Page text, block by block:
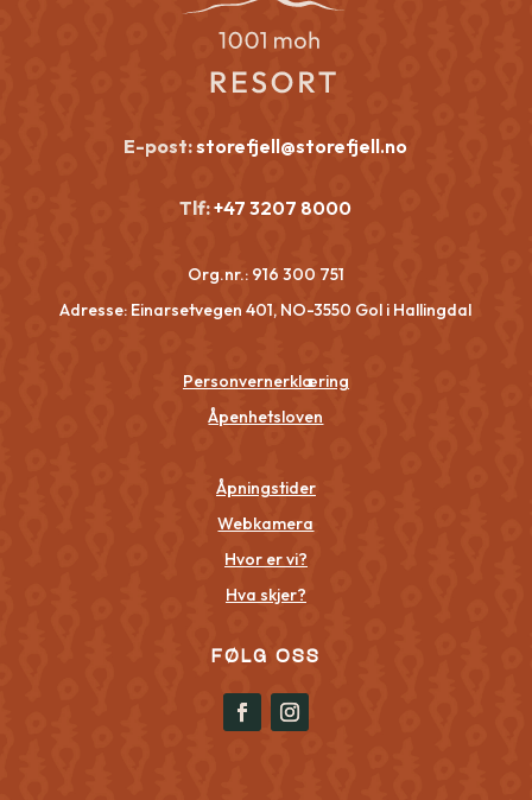
E-post:storefjell@storefjell.no
Tlf:+47 3207 8000
Org.nr.: 916 300 751
Adresse: Einarsetvegen 401, NO-3550 Gol i Hallingdal
Personvernerklæring
Åpenhetsloven
Åpningstider
Webkamera
Hvor er vi?
Hva skjer?
FØLG OSS